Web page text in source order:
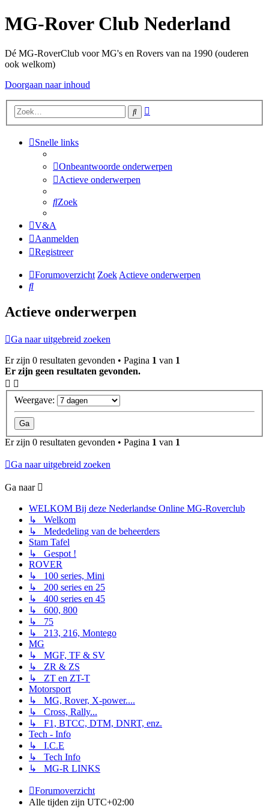
MG-Rover Club Nederland
Dé MG-RoverClub voor MG's en Rovers van na 1990 (ouderen
ook welkom)
Doorgaan naar inhoud
Zoek
Snelle links
Onbeantwoorde onderwerpen
Actieve onderwerpen
Zoek
V&A
Aanmelden
Registreer
Forumoverzicht ZoekActieve onderwerpen
Zoek
Actieve onderwerpen
Ga naar uitgebreid zoeken
Er zijn 0 resultaten gevonden • Pagina 1 van 1
Er zijn geen resultaten gevonden.
Weergave:
Er zijn 0 resultaten gevonden • Pagina 1 van 1
Ga naar uitgebreid zoeken
Ga naar
WELKOM Bij deze Nederlandse Online MG-Roverclub
↳ Welkom
↳ Mededeling van de beheerders
Stam Tafel
↳ Gespot !
ROVER
↳ 100 series, Mini
↳ 200 series en 25
↳ 400 series en 45
↳ 600, 800
↳ 75
↳ 213, 216, Montego
MG
↳ MGF, TF & SV
↳ ZR & ZS
↳ ZT en ZT-T
Motorsport
↳ MG, Rover, X-power....
↳ Cross, Rally...
↳ F1, BTCC, DTM, DNRT, enz.
Tech - Info
↳ I.C.E
↳ Tech Info
↳ MG-R LINKS
Forumoverzicht
Alle tijden zijn UTC+02:00